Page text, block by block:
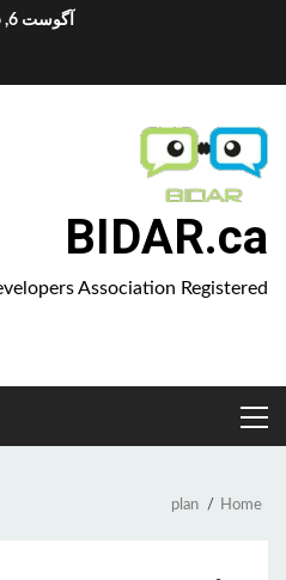
آگوست 6, 2026
BIDAR.ca
Association Registered
PRIMARY
MENU
Home
plan